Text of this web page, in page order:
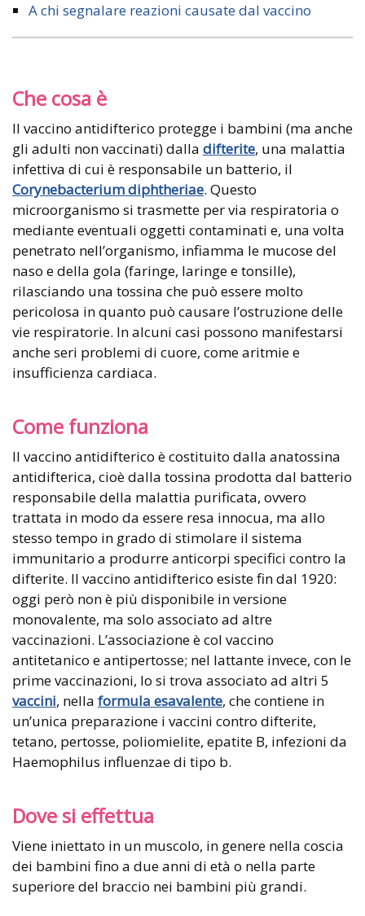
A chi segnalare reazioni causate dal vaccino
Che cosa è
Il vaccino antidifterico protegge i bambini (ma anche
gli adulti non vaccinati) dalla difterite, una malattia
infettiva di cui è responsabile un batterio, il
Corynebacterium diphtheriae. Questo
microorganismo si trasmette per via respiratoria o
mediante eventuali oggetti contaminati e, una volta
penetrato nell’organismo, infiamma le mucose del
naso e della gola (faringe, laringe e tonsille),
rilasciando una tossina che può essere molto
pericolosa in quanto può causare l’ostruzione delle
vie respiratorie. In alcuni casi possono manifestarsi
anche seri problemi di cuore, come aritmie e
insufficienza cardiaca.
Come funziona
Il vaccino antidifterico è costituito dalla anatossina
antidifterica, cioè dalla tossina prodotta dal batterio
responsabile della malattia purificata, ovvero
trattata in modo da essere resa innocua, ma allo
stesso tempo in grado di stimolare il sistema
immunitario a produrre anticorpi specifici contro la
difterite. Il vaccino antidifterico esiste fin dal 1920:
oggi però non è più disponibile in versione
monovalente, ma solo associato ad altre
vaccinazioni. L’associazione è col vaccino
antitetanico e antipertosse; nel lattante invece, con le
prime vaccinazioni, lo si trova associato ad altri 5
vaccini, nella formula esavalente, che contiene in
un’unica preparazione i vaccini contro difterite,
tetano, pertosse, poliomielite, epatite B, infezioni da
Haemophilus influenzae di tipo b.
Dove si effettua
Viene iniettato in un muscolo, in genere nella coscia
dei bambini fino a due anni di età o nella parte
superiore del braccio nei bambini più grandi.